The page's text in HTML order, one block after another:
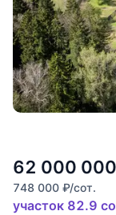
62 000 000
748 000 ₽/сот.
участок 82.9